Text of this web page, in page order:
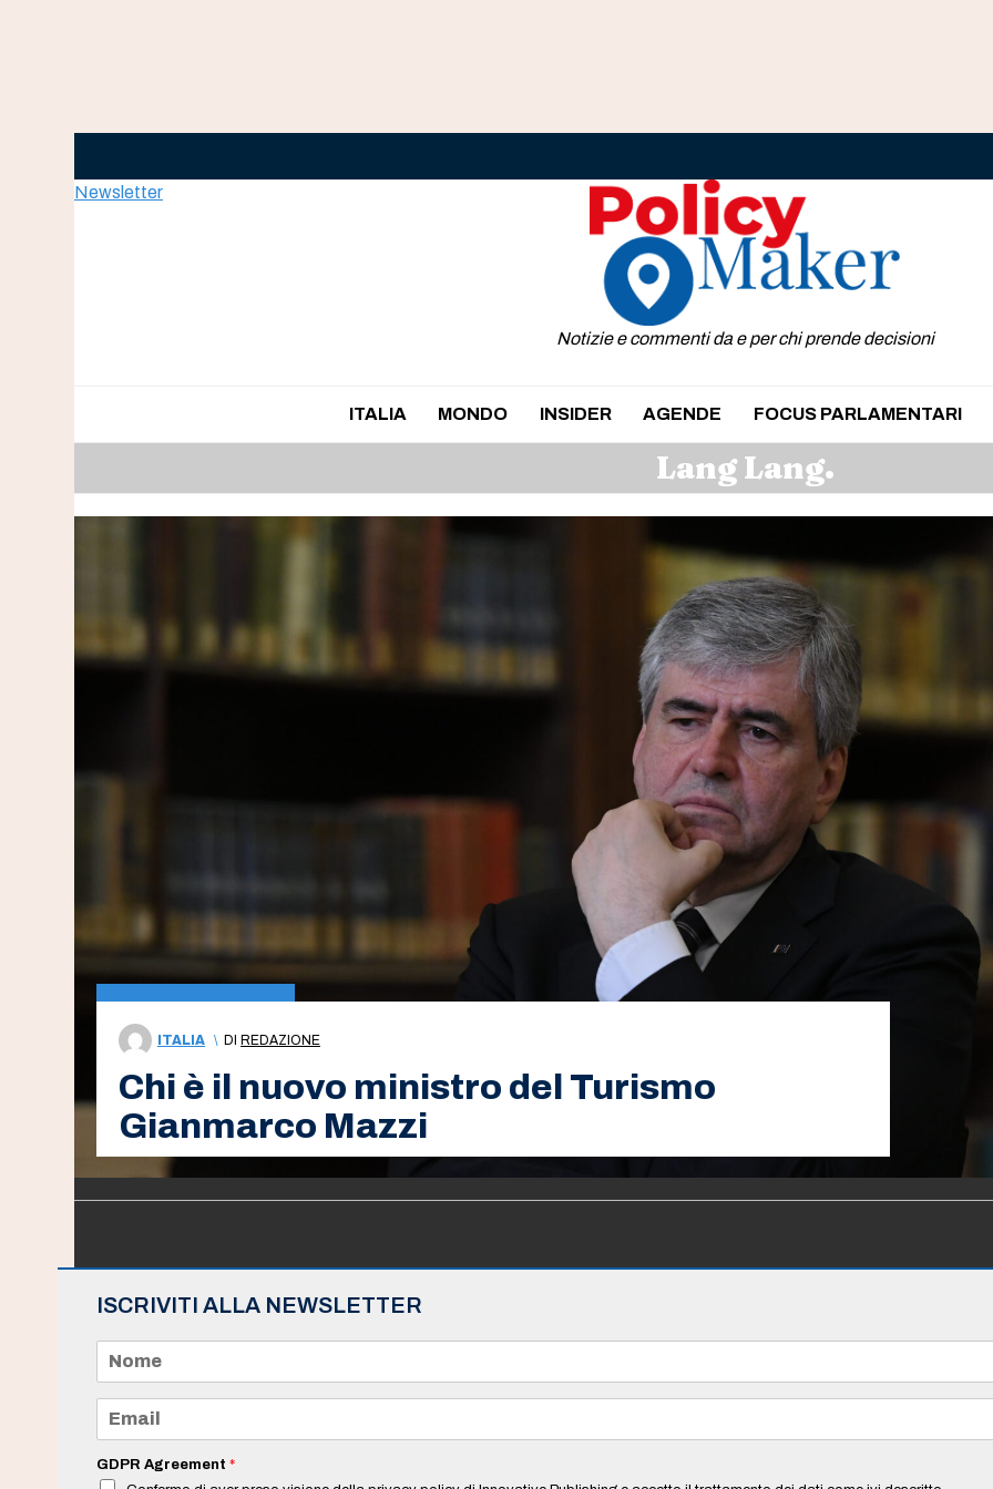
Newsletter
Notizie e commenti da e per chi prende decisioni
ITALIA MONDO INSIDER AGENDE FOCUS PARLAMENTARI
Lang Lang.
ITALIA \ DI REDAZIONE
Chi è il nuovo ministro del Turismo
Gianmarco Mazzi
ISCRIVITI ALLA NEWSLETTER
m
e
a
iGDPR Agreement *